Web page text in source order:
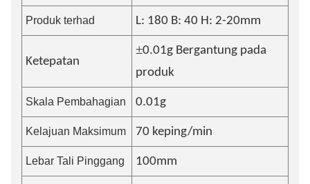
Produk terhad L: 180 B: 40 H: 2-20mm
Ketepatan
±0.01g Bergantung pada
produk
Skala Pembahagian 0.01g
Kelajuan Maksimum 70 keping/min
Lebar Tali Pinggang 100mm